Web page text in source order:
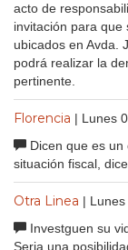
acto de
invitación para que
ubicados en Avda.
podrá realizar la
pertinente.
Florencia | Lunes
Dicen que es
situación fiscal,
Otra Linea |
Investguen su
Seria una